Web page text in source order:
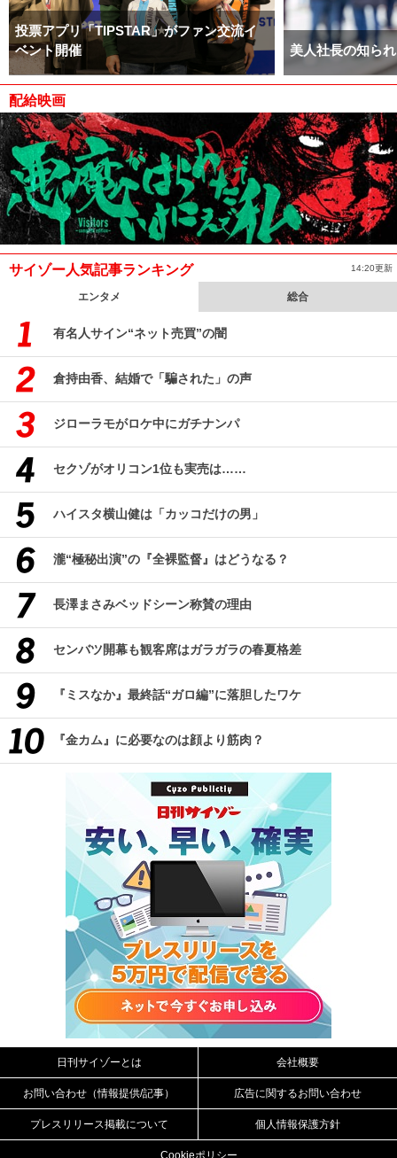
投票アプリ「TIPSTAR」がファン交流イ
ベント開催
美人社長の知ら
配給映画
サイゾー人気記事ランキング 14:20更新
エンタメ 総合
有名人サイン“ネット売買”の闇
倉持由香、結婚で「騙された」の声
ジローラモがロケ中にガチナンパ
セクゾがオリコン1位も実売は……
ハイスタ横山健は「カッコだけの男」
瀧“極秘出演”の『全裸監督』はどうなる？
長澤まさみベッドシーン称賛の理由
センバツ開幕も観客席はガラガラの春夏格差
『ミスなか』最終話“ガロ編”に落胆したワケ
『金カム』に必要なのは顔より筋肉？
日刊サイゾーとは 会社概要
お問い合わせ（情報提供/記事） 広告に関するお問い合わせ
プレスリリース掲載について 個人情報保護方針
Cookieポリシー